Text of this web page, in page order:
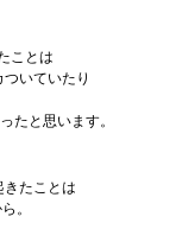
ことは
いていたり
たと思います。
たことは
。